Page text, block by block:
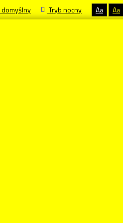
Tryb nocny Aa Aa